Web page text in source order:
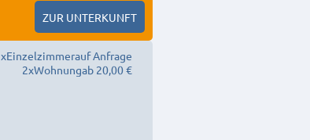
ZUR UNTERKUNFT
xEinzelzimmerauf Anfrage
2xWohnungab 20,00 €